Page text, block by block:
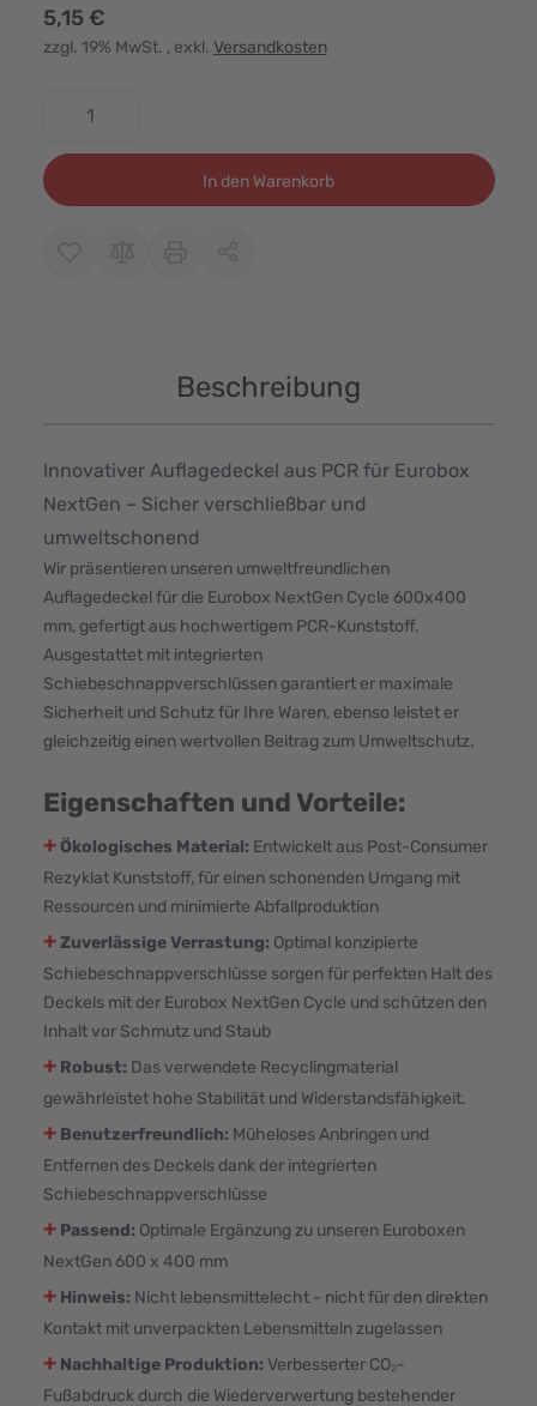
5,15 €
zzgl. 19% MwSt. , exkl. Versandkosten
In den Warenkorb
Beschreibung
Innovativer Auflagedeckel aus PCR für Eurobox
NextGen – Sicher verschließbar und
umweltschonend
Wir präsentieren unseren umweltfreundlichen
Auflagedeckel für die Eurobox NextGen Cycle 600x400
mm, gefertigt aus hochwertigem PCR-Kunststoff.
Ausgestattet mit integrierten
Schiebeschnappverschlüssen garantiert er maximale
Sicherheit und Schutz für Ihre Waren, ebenso leistet er
gleichzeitig einen wertvollen Beitrag zum Umweltschutz.
Eigenschaften und Vorteile:
+ Ökologisches Material: Entwickelt aus Post-Consumer
Rezyklat Kunststoff, für einen schonenden Umgang mit
Ressourcen und minimierte Abfallproduktion
+ Zuverlässige Verrastung: Optimal konzipierte
Schiebeschnappverschlüsse sorgen für perfekten Halt des
Deckels mit der Eurobox NextGen Cycle und schützen den
Inhalt vor Schmutz und Staub
+ Robust: Das verwendete Recyclingmaterial
gewährleistet hohe Stabilität und Widerstandsfähigkeit.
+ Benutzerfreundlich: Müheloses Anbringen und
Entfernen des Deckels dank der integrierten
Schiebeschnappverschlüsse
+ Passend: Optimale Ergänzung zu unseren Euroboxen
NextGen 600 x 400 mm
+ Hinweis: Nicht lebensmittelecht - nicht für den direkten
Kontakt mit unverpackten Lebensmitteln zugelassen
+ Nachhaltige Produktion: Verbesserter CO₂-
Fußabdruck durch die Wiederverwertung bestehender